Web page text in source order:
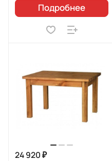
Подробнее
24 920 ₽